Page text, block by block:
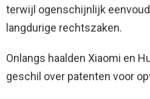
terwijl ogenschijnlijk
langdurige rechtszaken.
Onlangs haalden Xiaomi en
geschil over patenten voor